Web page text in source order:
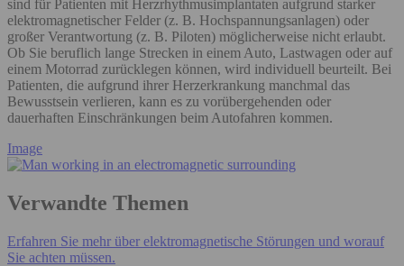
sind für Patienten mit Herzrhythmusimplantaten aufgrund starker
elektromagnetischer Felder (z. B. Hochspannungsanlagen) oder
großer Verantwortung (z. B. Piloten) möglicherweise nicht erlaubt.
Ob Sie beruflich lange Strecken in einem Auto, Lastwagen oder auf
einem Motorrad zurücklegen können, wird individuell beurteilt. Bei
Patienten, die aufgrund ihrer Herzerkrankung manchmal das
Bewusstsein verlieren, kann es zu vorübergehenden oder
dauerhaften Einschränkungen beim Autofahren kommen.
Image
Verwandte Themen
Erfahren Sie mehr über elektromagnetische Störungen und worauf
Sie achten müssen.